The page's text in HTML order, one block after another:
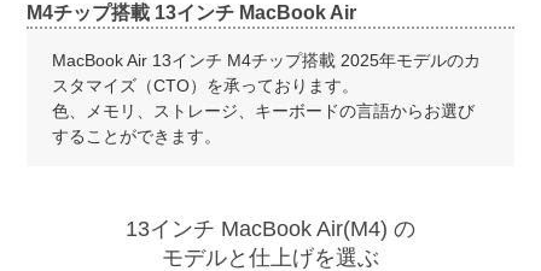
M4チップ搭載 13インチ MacBook Air
MacBook Air 13インチ M4チップ搭載 2025年モデルのカ
スタマイズ（CTO）を承っております。
色、メモリ、ストレージ、キーボードの言語からお選び
することができます。
13インチ MacBook Air(M4) の
モデルと仕上げを選ぶ